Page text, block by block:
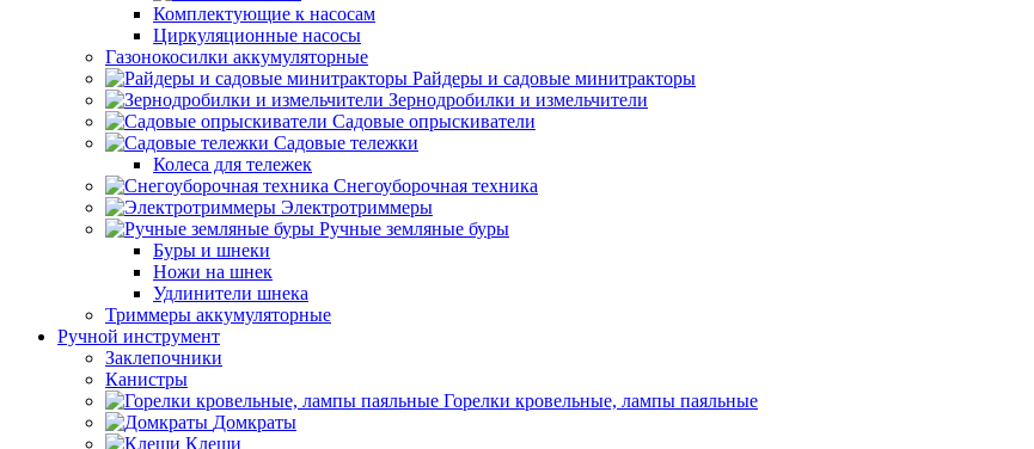
Комплектующие к насосам
Циркуляционные насосы
Газонокосилки аккумуляторные
Райдеры и садовые минитракторы
Зернодробилки и измельчители
Садовые опрыскиватели
Садовые тележки
Колеса для тележек
Снегоуборочная техника
Электротриммеры
Ручные земляные буры
Буры и шнеки
Ножи на шнек
Удлинители шнека
Триммеры аккумуляторные
Ручной инструмент
Заклепочники
Канистры
Горелки кровельные, лампы паяльные
Домкраты
Клещи